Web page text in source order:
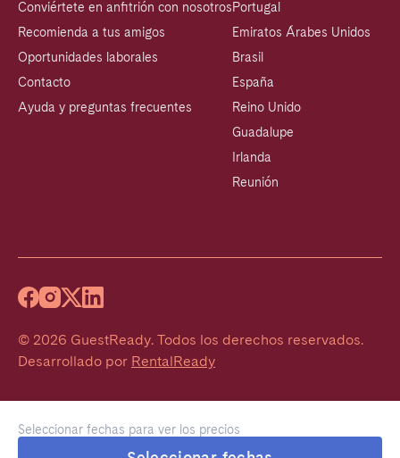
Seleccionar fechas para ver los precios
Conviértete en anfitrión con nosotros
Recomienda a tus amigos
Oportunidades laborales
Contacto
Ayuda y preguntas frecuentes
Portugal
Emiratos Árabes Unidos
Brasil
España
Reino Unido
Guadalupe
Irlanda
Reunión
© 2026 GuestReady. Todos los derechos reservados.
Desarrollado por RentalReady